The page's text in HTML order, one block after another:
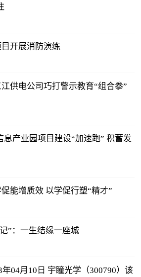
开展消防演练
供电公司巧打警示教育“组合拳”
产业园项目建设“加速跑” 积蓄发
能增质效 以学促行塑“精才”
”：一生结缘一座城
04月10日 宇瞳光学（300790）该